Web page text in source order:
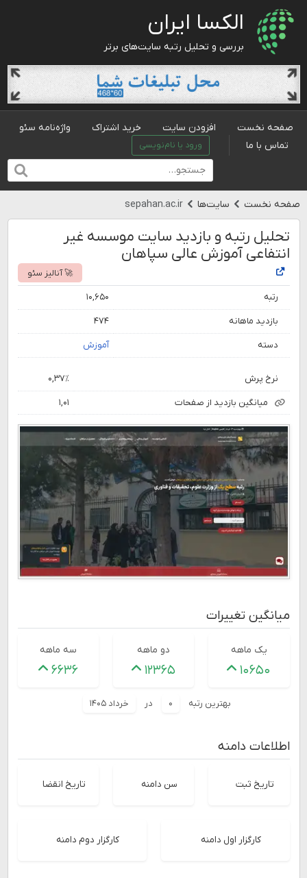
الکسا ایران
بررسی و تحلیل رتبه سایت‌های برتر
صفحه نخست افزودن سایت خرید اشتراک
واژه‌نامه سئو
تماس با ما
ورود یا نام‌نویسی
صفحه نخست سایت‌ها sepahan.ac.ir
تحلیل رتبه و بازدید سایت موسسه غیر
انتفاعی آموزش عالی سپاهان
🚀 آنالیز سئو
رتبه ۱۰,۶۵۰
بازدید ماهانه ۴۷۴
دسته آموزش
نرخ پرش ۰,۳۷٪
میانگین بازدید از صفحات ۱,۰۱
میانگین تغییرات
یک ماهه
۱۰۶۵۰
دو ماهه
۱۲۳۶۵
سه ماهه
۶۶۳۶
بهترین رتبه ۰ در خرداد ۱۴۰۵
اطلاعات دامنه
تاریخ ثبت سن دامنه تاریخ انقضا
کارگزار اول دامنه کارگزار دوم دامنه